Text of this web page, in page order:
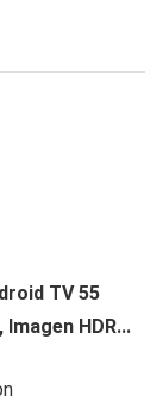
TV 55
HDR...